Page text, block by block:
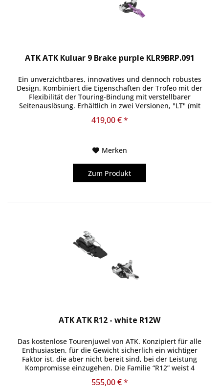
ATK ATK Kuluar 9 Brake purple KLR9BRP.091
Ein unverzichtbares, innovatives und dennoch robustes
Design. Kombiniert die Eigenschaften der Trofeo mit der
Flexibilität der Touring-Bindung mit verstellbarer
Seitenauslösung. Erhältlich in zwei Versionen, "LT" (mit
419,00 € *
Merken
Zum Produkt
ATK ATK R12 - white R12W
Das kostenlose Tourenjuwel von ATK. Konzipiert für alle
Enthusiasten, für die Gewicht sicherlich ein wichtiger
Faktor ist, die aber nicht bereit sind, bei der Leistung
Kompromisse einzugehen. Die Familie “R12” weist 4
555,00 € *